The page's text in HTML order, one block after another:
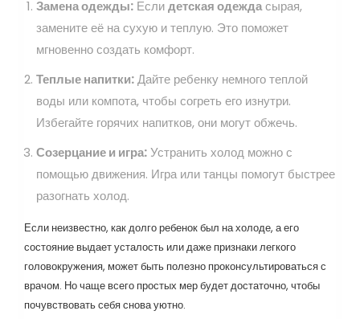
Замена одежды: Еслидетская одеждасырая,
замените её на сухую и теплую. Это поможет
мгновенно создать комфорт.
Теплые напитки:Дайте ребенку немного теплой
воды или компота, чтобы согреть его изнутри.
Избегайте горячих напитков, они могут обжечь.
Созерцание и игра:Устранить холод можно с
помощью движения. Игра или танцы помогут быстрее
разогнать холод.
Если неизвестно, как долго ребенок был на холоде, а его
состояние выдает усталость или даже признаки легкого
головокружения, может быть полезно проконсультироваться с
врачом. Но чаще всего простых мер будет достаточно, чтобы
почувствовать себя снова уютно.